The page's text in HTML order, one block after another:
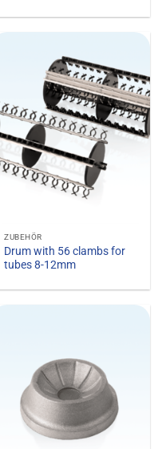
ZUBEHÖR
Drum with 56 clambs for
tubes 8-12mm